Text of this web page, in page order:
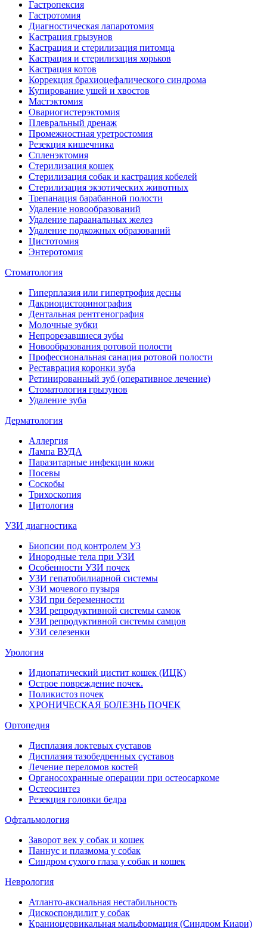
Гастропексия
Гастротомия
Диагностическая лапаротомия
Кастрация грызунов
Кастрация и стерилизация питомца
Кастрация и стерилизация хорьков
Кастрация котов
Коррекция брахиоцефалического синдрома
Купирование ушей и хвостов
Мастэктомия
Овариогистерэктомия
Плевральный дренаж
Промежностная уретростомия
Резекция кишечника
Спленэктомия
Стерилизация кошек
Стерилизация собак и кастрация кобелей
Стерилизация экзотических животных
Трепанация барабанной полости
Удаление новообразований
Удаление параанальных желез
Удаление подкожных образований
Цистотомия
Энтеротомия
Стоматология
Гиперплазия или гипертрофия десны
Дакриоцисторинография
Дентальная рентгенография
Молочные зубки
Непрорезавшиеся зубы
Новообразования ротовой полости
Профессиональная санация ротовой полости
Реставрация коронки зуба
Ретинированный зуб (оперативное лечение)
Стоматология грызунов
Удаление зуба
Дерматология
Аллергия
Лампа ВУДА
Паразитарные инфекции кожи
Посевы
Соскобы
Трихоскопия
Цитология
УЗИ диагностика
Биопсии под контролем УЗ
Инородные тела при УЗИ
Особенности УЗИ почек
УЗИ гепатобилиарной системы
УЗИ мочевого пузыря
УЗИ при беременности
УЗИ репродуктивной системы самок
УЗИ репродуктивной системы самцов
УЗИ селезенки
Урология
Идиопатический цистит кошек (ИЦК)
Острое повреждение почек.
Поликистоз почек
ХРОНИЧЕСКАЯ БОЛЕЗНЬ ПОЧЕК
Ортопедия
Дисплазия локтевых суставов
Дисплазия тазобедренных суставов
Лечение переломов костей
Органосохранные операции при остеосаркоме
Остеосинтез
Резекция головки бедра
Офтальмология
Заворот век у собак и кошек
Паннус и плазмома у собак
Синдром сухого глаза у собак и кошек
Неврология
Атланто-аксиальная нестабильность
Дискоспондилит у собак
Краниоцервикальная мальформация (Синдром Киари)